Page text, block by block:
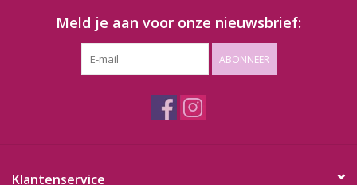
Meld je aan voor onze nieuwsbrief:
ABONNEER
Klantenservice